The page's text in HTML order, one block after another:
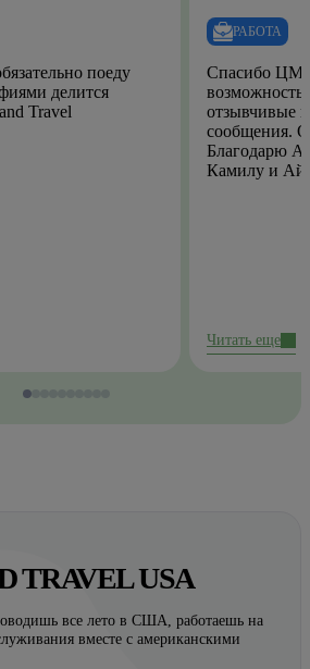
поеду
делится
Travel
РАБОТА
Спасибо ЦМО
отзывчивые
сообщения.
Благодарю
Камилу и
Читать еще
TRAVEL USA
все лето в США, работаешь на
вместе с американскими